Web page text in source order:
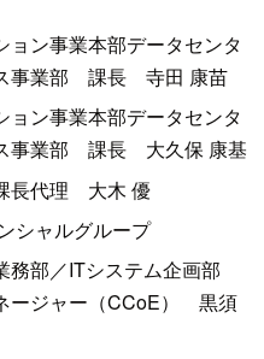
ョン事業本部データセンタ
事業部 課長 寺田 康苗
ョン事業本部データセンタ
事業部 課長 大久保 康基
長代理 大木 優
シャルグループ
務部／ITシステム企画部
ージャー（CCoE） 黒須